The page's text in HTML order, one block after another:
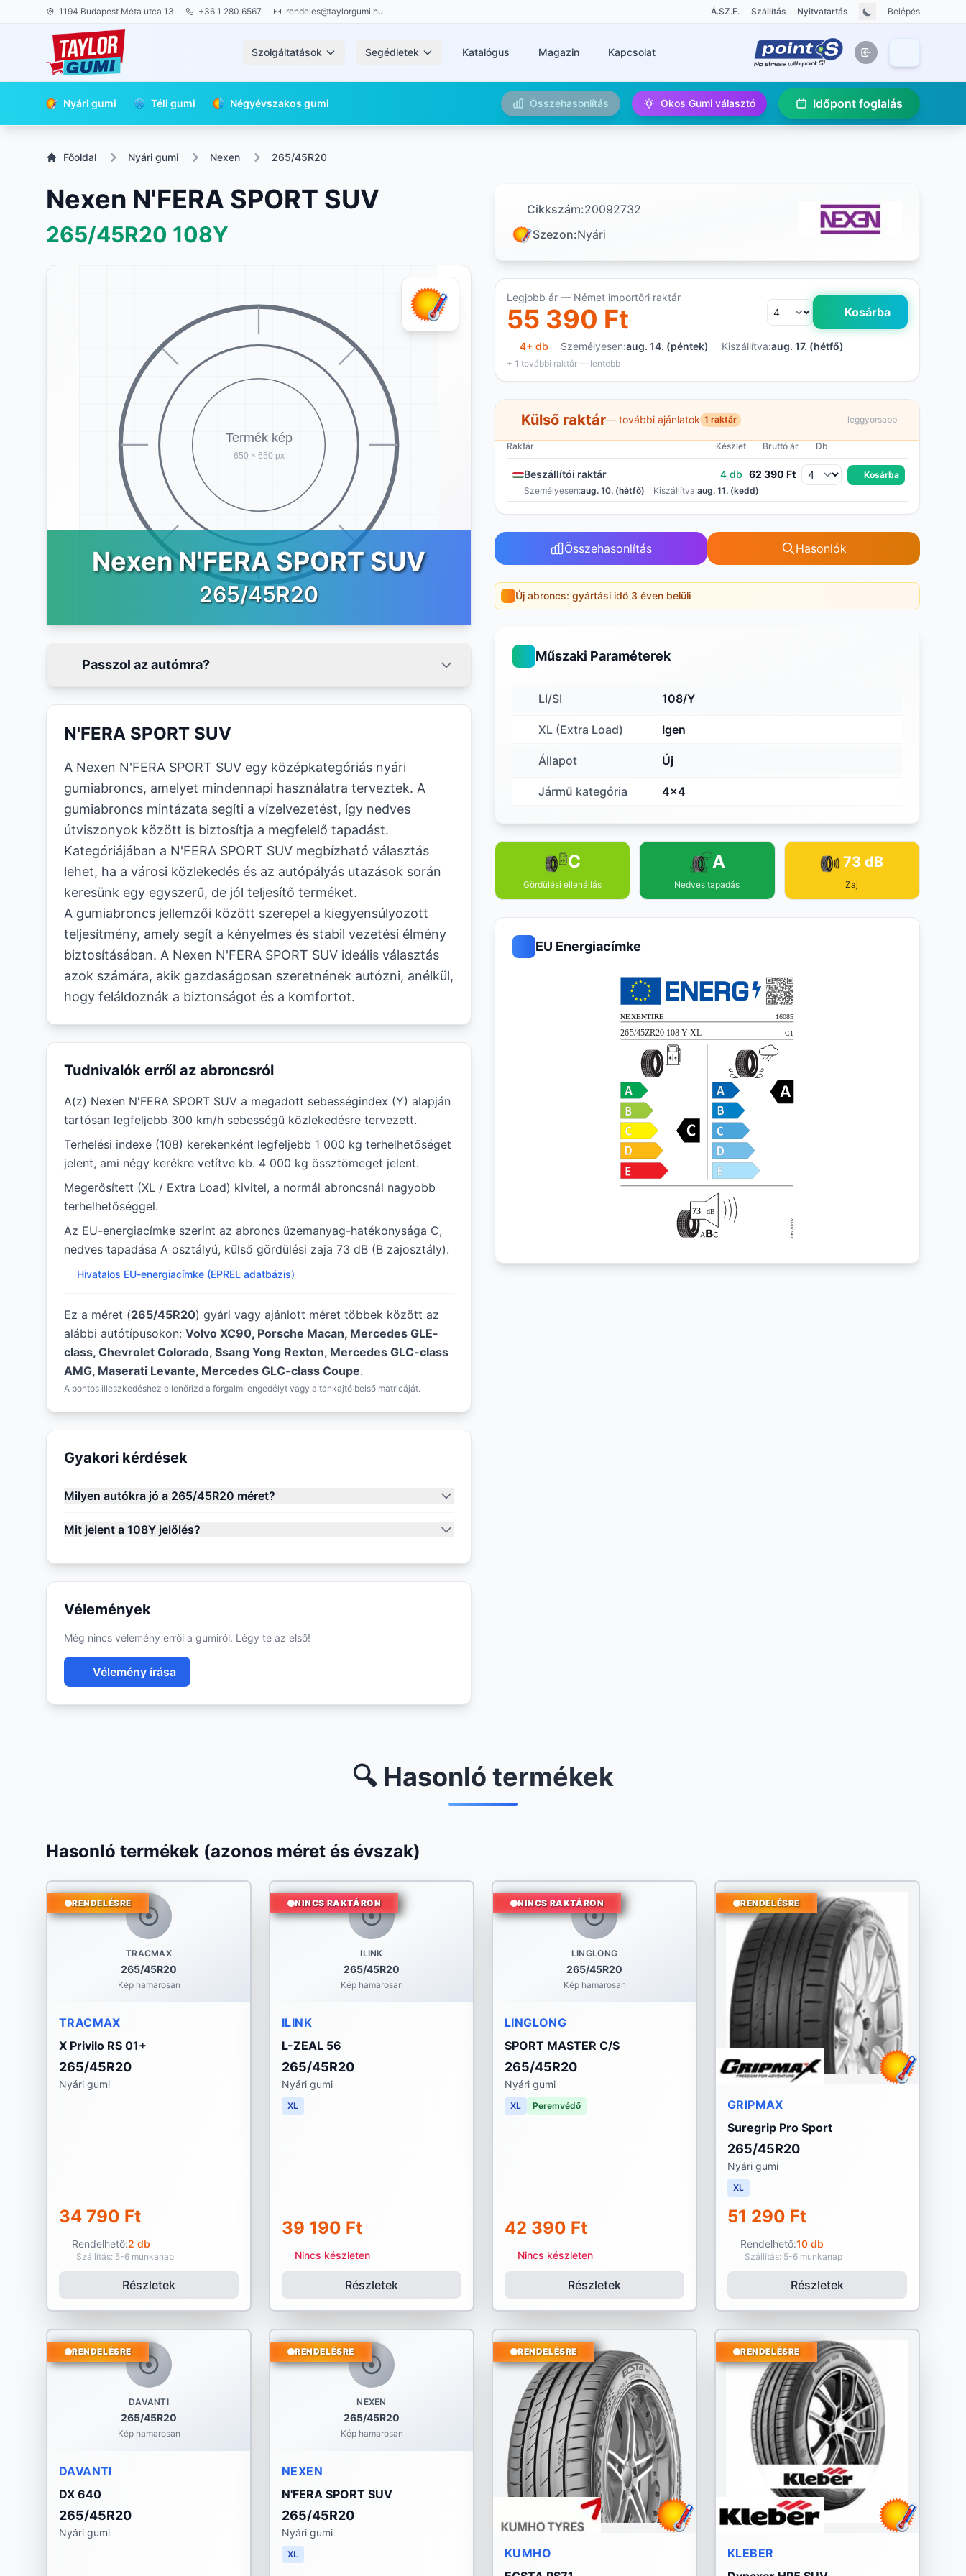
1194 Budapest Méta utca 13 +36 1 280 6567 rendeles@taylorgumi.hu Á.SZ.F. Szállítás Nyitvatartás Belépés
Szolgáltatások Segédletek Katalógus Magazin Kapcsolat
Nyári gumi Téli gumi Négyévszakos gumi Összehasonlítás Okos Gumi választó Időpont foglalás
Főoldal Nyári gumi Nexen 265/45R20
Nexen N'FERA SPORT SUV
265/45R20 108Y
Nexen N'FERA SPORT SUV
265/45R20
Passzol az autómra?
N'FERA SPORT SUV
A Nexen N'FERA SPORT SUV egy középkategóriás nyári
gumiabroncs, amelyet mindennapi használatra terveztek. A
gumiabroncs mintázata segíti a vízelvezetést, így nedves
útviszonyok között is biztosítja a megfelelő tapadást.
Kategóriájában a N'FERA SPORT SUV megbízható választás
lehet, ha a városi közlekedés és az autópályás utazások során
keresünk egy egyszerű, de jól teljesítő terméket.
A gumiabroncs jellemzői között szerepel a kiegyensúlyozott
teljesítmény, amely segít a kényelmes és stabil vezetési élmény
biztosításában. A Nexen N'FERA SPORT SUV ideális választás
azok számára, akik gazdaságosan szeretnének autózni, anélkül,
hogy feláldoznák a biztonságot és a komfortot.
Tudnivalók erről az abroncsról
A(z) Nexen N'FERA SPORT SUV a megadott sebességindex (Y) alapján
tartósan legfeljebb 300 km/h sebességű közlekedésre tervezett.
Terhelési indexe (108) kerekenként legfeljebb 1 000 kg terhelhetőséget
jelent, ami négy kerékre vetítve kb. 4 000 kg össztömeget jelent.
Megerősített (XL / Extra Load) kivitel, a normál abroncsnál nagyobb
terhelhetőséggel.
Az EU-energiacímke szerint az abroncs üzemanyag-hatékonysága C,
nedves tapadása A osztályú, külső gördülési zaja 73 dB (B zajosztály).
Hivatalos EU-energiacímke (EPREL adatbázis)
Ez a méret (265/45R20) gyári vagy ajánlott méret többek között az
alábbi autótípusokon: Volvo XC90, Porsche Macan, Mercedes GLE-
class, Chevrolet Colorado, Ssang Yong Rexton, Mercedes GLC-class
AMG, Maserati Levante, Mercedes GLC-class Coupe.
A pontos illeszkedéshez ellenőrizd a forgalmi engedélyt vagy a tankajtó belső matricáját.
Gyakori kérdések
Milyen autókra jó a 265/45R20 méret?
Mit jelent a 108Y jelölés?
Vélemények
Még nincs vélemény erről a gumiról. Légy te az első!
Vélemény írása
Cikkszám:20092732
Szezon:Nyári
Legjobb ár — Német importőri raktár
55 390 Ft Kosárba
4+ db Személyesen:aug. 14. (péntek) Kiszállítva:aug. 17. (hétfő)
+ 1 további raktár — lentebb
Külső raktár— további ajánlatok 1 raktár leggyorsabb
Raktár Készlet Bruttó ár Db
Beszállítói raktár 4 db 62 390 Ft
Kosárba
Személyesen:aug. 10. (hétfő) Kiszállítva:aug. 11. (kedd)
Összehasonlítás Hasonlók
Új abroncs: gyártási idő 3 éven belüli
Műszaki Paraméterek
LI/SI 108/Y
XL (Extra Load) Igen
Állapot Új
Jármű kategória 4x4
C
Gördülési ellenállás
A
Nedves tapadás
73 dB
Zaj
EU Energiacímke
🔍 Hasonló termékek
Hasonló termékek (azonos méret és évszak)
TRACMAX
265/45R20
Kép hamarosan
RENDELÉSRE
TRACMAX
X Privilo RS 01+
265/45R20
Nyári gumi
34 790 Ft
Rendelhető:2 db
Szállítás: 5-6 munkanap
Részletek
ILINK
265/45R20
Kép hamarosan
NINCS RAKTÁRON
ILINK
L-ZEAL 56
265/45R20
Nyári gumi
XL
39 190 Ft
Nincs készleten
Részletek
LINGLONG
265/45R20
Kép hamarosan
NINCS RAKTÁRON
LINGLONG
SPORT MASTER C/S
265/45R20
Nyári gumi
XL Peremvédő
42 390 Ft
Nincs készleten
Részletek
RENDELÉSRE
GRIPMAX
Suregrip Pro Sport
265/45R20
Nyári gumi
XL
51 290 Ft
Rendelhető:10 db
Szállítás: 5-6 munkanap
Részletek
DAVANTI
265/45R20
Kép hamarosan
RENDELÉSRE
DAVANTI
DX 640
265/45R20
Nyári gumi
NEXEN
265/45R20
Kép hamarosan
RENDELÉSRE
NEXEN
N'FERA SPORT SUV
265/45R20
Nyári gumi
XL
RENDELÉSRE
KUMHO
RENDELÉSRE
KLEBER